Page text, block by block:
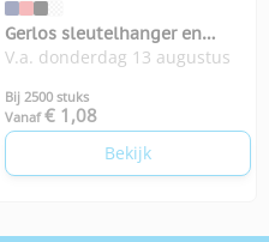
Gerlos sleutelhanger en
rollerclip
V.a. donderdag 13 augustus
Bij 2500 stuks
Vanaf € 1,08
Bekijk